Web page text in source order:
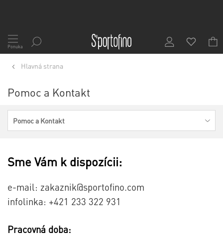
Skip
to
Content
Ponuka
Hlavná strana
Sme Vám k dispozícii:
e-mail: zakaznik@sportofino.com
infolinka: +421 233 322 931
Pracovná doba:
Pomoc a Kontakt
Pomoc a Kontakt